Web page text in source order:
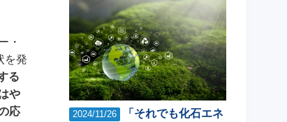
・
を発
る
や
応
2024/11/26
「それでも化石エネ